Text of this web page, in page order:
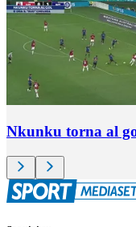
Nkunku torna al